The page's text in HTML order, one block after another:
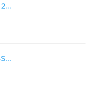
Crédit Agricole Pont-Sur-Yonne 23 Place Eugène Petit
Crédit Agricole Champagne-Sur-Seine 14 Rue Pasteur